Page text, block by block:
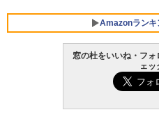
Amazonランキ
窓の杜をいいね・フ
ェッ